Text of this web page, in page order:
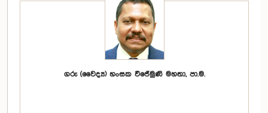
ගරු (වෛද්‍ය) හංසක විජේමුණි මහතා, පා.ම.